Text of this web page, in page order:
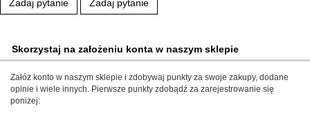
Zadaj pytanie Zadaj pytanie
Skorzystaj na założeniu konta w naszym sklepie
Załóż konto w naszym sklepie i zdobywaj punkty za swoje zakupy, dodane
opinie i wiele innych. Pierwsze punkty zdobądź za zarejestrowanie się
poniżej: